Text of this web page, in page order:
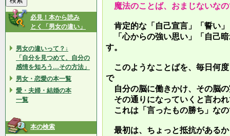
必見！本から読み
とく「男女の違い」
男女の違いって？↓
「自分を見つめて、自分の
感情を知ろう…その方法」
男女・恋愛の本一覧
愛・夫婦・結婚の本
一覧
本の検索
魔法のことば、おまじないな
肯定的な「自己宣言」「誓い
「心からの強い思い」「自己
す。
このようなことばを、毎日何
で
自分の脳に働きかけ、その脳
その通りになっていくと言わ
これは「言ったもの勝ち」な
最初は、ちょっと抵抗がある